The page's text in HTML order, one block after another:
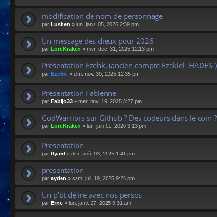
modification de nom de personnage
par Lushen » lun. janv. 05, 2026 2:39 pm
Un message des dieux pour 2026
par LordKraken » mer. déc. 31, 2025 12:13 pm
Présentation Ezehk. (ancien compte Ezekiel -HADES-)
par Ezehk. » dim. nov. 30, 2025 12:35 pm
Présentation Fabienne
par Fabijo33 » mer. nov. 19, 2025 5:27 pm
GodWarriors sur Github ? Des codeurs dans le coin ?
par LordKraken » lun. juin 01, 2020 3:13 pm
Presentation
par flyard » dim. août 03, 2025 1:41 pm
presentation
par ayden » sam. juil. 19, 2025 9:26 pm
Un p'tit délire avec nos persos
par Erno » lun. janv. 27, 2025 9:31 am